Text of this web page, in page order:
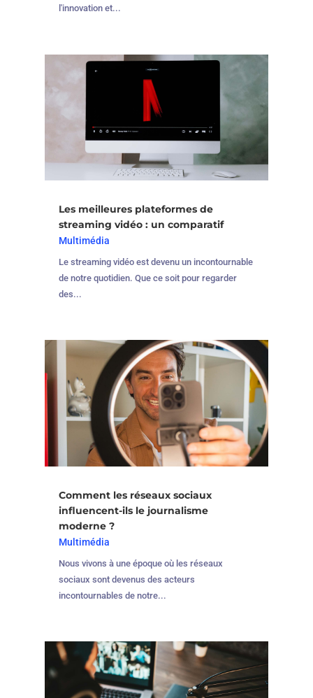
l'innovation et...
Les meilleures plateformes de
streaming vidéo : un comparatif
Multimédia
Le streaming vidéo est devenu un incontournable
de notre quotidien. Que ce soit pour regarder
des...
Comment les réseaux sociaux
influencent-ils le journalisme
moderne ?
Multimédia
Nous vivons à une époque où les réseaux
sociaux sont devenus des acteurs
incontournables de notre...